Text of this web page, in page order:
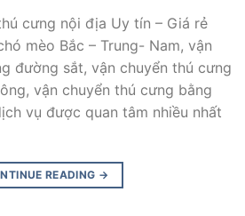
cưng nội địa Uy tín – Giá rẻ
mèo Bắc – Trung- Nam, vận
đường sắt, vận chuyển thú cưng
vận chuyển thú cưng bằng
vụ được quan tâm nhiều nhất
READING →